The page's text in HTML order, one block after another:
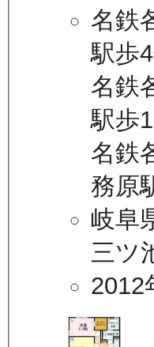
名鉄
駅歩
名鉄
駅歩
名鉄
務原
岐阜
三ツ
2012